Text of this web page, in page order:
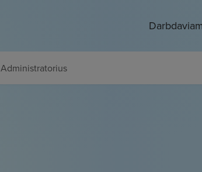
Administratorius